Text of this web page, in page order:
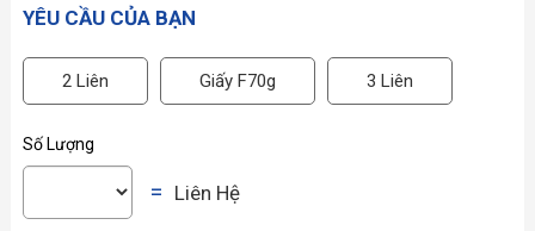
YÊU CẦU CỦA BẠN
2 Liên Giấy F70g 3 Liên
Số Lượng
= Liên Hệ